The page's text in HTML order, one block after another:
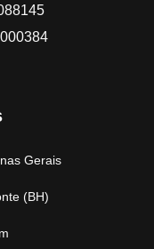
Gerais
(BH)